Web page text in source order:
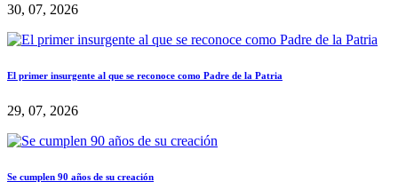
30, 07, 2026
El primer insurgente al que se reconoce como Padre de la Patria
29, 07, 2026
Se cumplen 90 años de su creación